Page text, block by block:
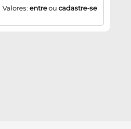
Valores: entreou cadastre-se